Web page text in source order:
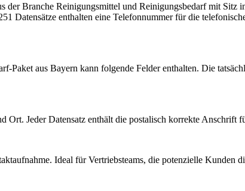
der Branche Reinigungsmittel und Reinigungsbedarfmit Sitz
Datensätze enthalten eine Telefonnummer für die
-Paket aus Bayern kann folgende Felder enthalten. Die
Ort. Jeder Datensatz enthält die postalisch korrekte Anschrift
Ideal für Vertriebsteams, die potenzielle Kunden